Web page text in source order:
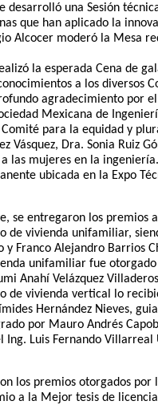
desarrolló una Sesión
que han aplicado la
Alcocer moderó la Mesa
la esperada Cena de
a los diversos
agradecimiento por
Mexicana de
para la equidad y
Vásquez, Dra. Sonia Ruiz
las mujeres en la
ubicada en la Expo
se entregaron los premios
de vivienda unifamiliar,
y Franco Alejandro Barrios
unifamiliar fue
Anahí Velázquez
de vivienda vertical lo
Hernández Nieves,
por Mauro Andrés
Ing. Luis Fernando
los premios otorgados
a la Mejor tesis de